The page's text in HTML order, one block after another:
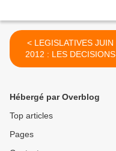
< LEGISLATIVES JUIN
2012 : LES DECISIONS
PROGRESSENT
Hébergé par Overblog
Top articles
Pages